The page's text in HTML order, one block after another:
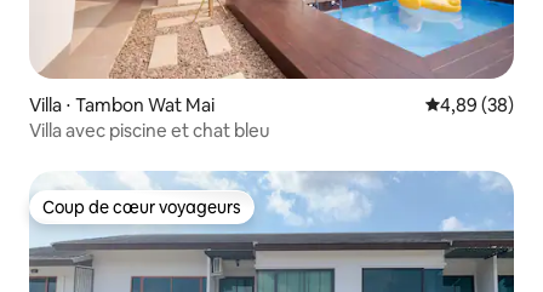
Villa ⋅ Tambon Wat Mai Évaluation
4,89 (38)
Villa avec piscine et chat bleu
Coup de cœur voyageurs
Coup de cœur voyageurs